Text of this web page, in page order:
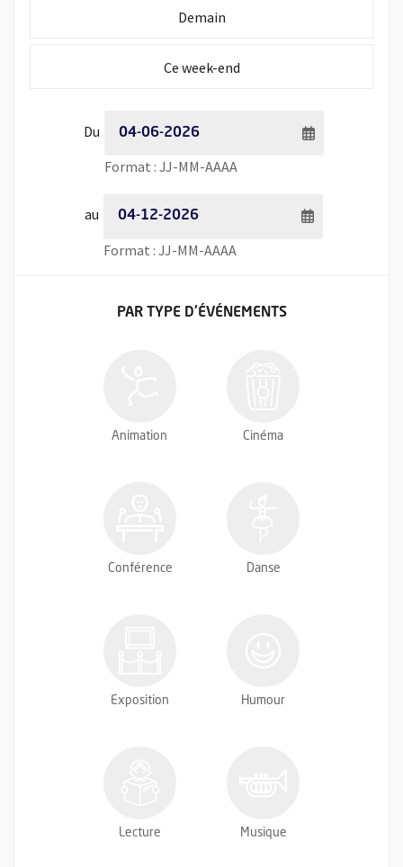
Initialiser la période de recherche à
Demain
Initialiser la période de recherche à
Ce week-end
Du Période de recherche - Date de début
Format : JJ-MM-AAAASaisie de date au format
au Période de recherche - Date de fin
Format : JJ-MM-AAAA
FILTRER LES ÉVÉNEMENTS
PAR TYPED'ÉVÉNEMENTS
Animation Cinéma
Conférence Danse
Exposition Humour
Lecture Musique